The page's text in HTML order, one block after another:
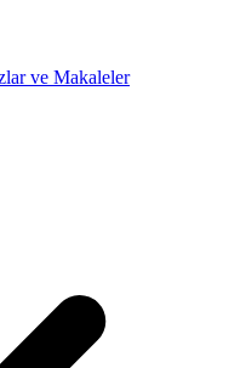
ve Makaleler